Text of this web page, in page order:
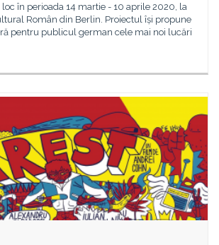
loc în perioada 14 martie - 10 aprile 2020, la
Român din Berlin. Proiectul își propune
pentru publicul german cele mai noi lucări